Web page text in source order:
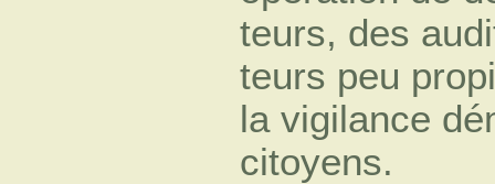
teurs, des
teurs peu
la vigilance
citoyens.